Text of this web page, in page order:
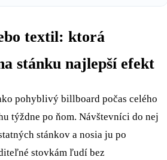
textil: ktorá
stánku najlepší efekt
pohyblivý billboard počas celého
týždne po ňom. Návštevníci do nej
stánkov a nosia ju po
stovkám ľudí bez